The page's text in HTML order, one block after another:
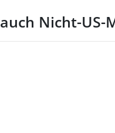
Nicht-US-